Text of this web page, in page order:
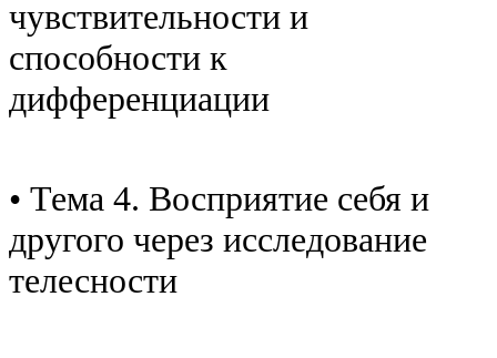
чувствительности и
способности к
дифференциации
• Тема 4. Восприятие себя и
другого через исследование
телесности